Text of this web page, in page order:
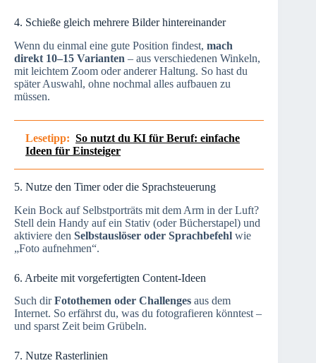
4. Schieße gleich mehrere Bilder hintereinander
Wenn du einmal eine gute Position findest, mach
direkt 10–15 Varianten – aus verschiedenen Winkeln,
mit leichtem Zoom oder anderer Haltung. So hast du
später Auswahl, ohne nochmal alles aufbauen zu
müssen.
Lesetipp: So nutzt du KI für Beruf: einfache
Ideen für Einsteiger
5. Nutze den Timer oder die Sprachsteuerung
Kein Bock auf Selbstporträts mit dem Arm in der Luft?
Stell dein Handy auf ein Stativ (oder Bücherstapel) und
aktiviere den Selbstauslöser oder Sprachbefehl wie
„Foto aufnehmen“.
6. Arbeite mit vorgefertigten Content-Ideen
Such dirFotothemen oder Challenges aus dem
Internet. So erfährst du, was du fotografieren könntest –
und sparst Zeit beim Grübeln.
7. Nutze Rasterlinien